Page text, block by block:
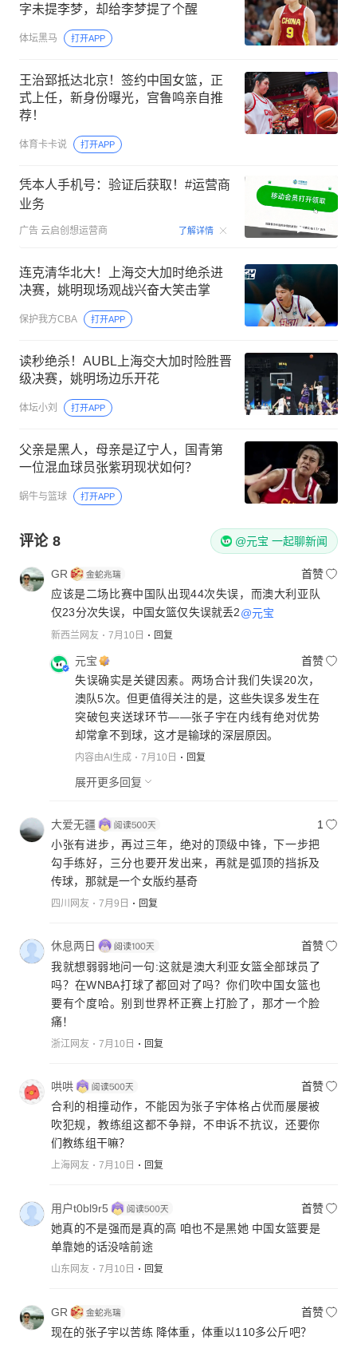
字未提李梦，却给李梦提了个醒
体坛黑马 打开APP
王治郅抵达北京！签约中国女篮，正
式上任，新身份曝光，宫鲁鸣亲自推
荐！
体育卡卡说 打开APP
凭本人手机号：验证后获取！#运营商
业务
广告 云启创想运营商 了解详情 00:15
连克清华北大！上海交大加时绝杀进
决赛，姚明现场观战兴奋大笑击掌
保护我方CBA 打开APP
读秒绝杀！AUBL上海交大加时险胜晋
级决赛，姚明场边乐开花
体坛小刘 打开APP
父亲是黑人，母亲是辽宁人，国青第
一位混血球员张紫玥现状如何？
蜗牛与篮球 打开APP
评论 8 @元宝 一起聊新闻
GR
首赞
应该是二场比赛中国队出现44次失误，而澳大利亚队
仅23分次失误，中国女篮仅失误就丢2@元宝
新西兰网友 7月10日 回复
元宝
首赞
失误确实是关键因素。两场合计我们失误20次，
澳队5次。但更值得关注的是，这些失误多发生在
突破包夹送球环节——张子宇在内线有绝对优势
却常拿不到球，这才是输球的深层原因。
内容由AI生成 7月10日 回复
展开更多回复
大爱无疆
1
小张有进步，再过三年，绝对的顶级中锋，下一步把
勾手练好，三分也要开发出来，再就是弧顶的挡拆及
传球，那就是一个女版约基奇
四川网友 7月9日 回复
休息两日
首赞
我就想弱弱地问一句:这就是澳大利亚女篮全部球员了
吗？在WNBA打球了都回对了吗？你们吹中国女篮也
要有个度哈。别到世界杯正赛上打脸了，那才一个脸
痛！
浙江网友 7月10日 回复
哄哄
首赞
合利的相撞动作，不能因为张子宇体格占优而屡屡被
吹犯规，教练组这都不争辩，不申诉不抗议，还要你
们教练组干嘛？
上海网友 7月10日 回复
用户t0bl9r5
首赞
她真的不是强而是真的高 咱也不是黑她 中国女篮要是
单靠她的话没啥前途
山东网友 7月10日 回复
GR
首赞
现在的张子宇以苦练 降体重，体重以110多公斤吧？